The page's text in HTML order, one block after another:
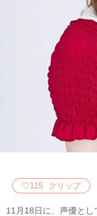
♡115 クリップ
11月18日に、声優と